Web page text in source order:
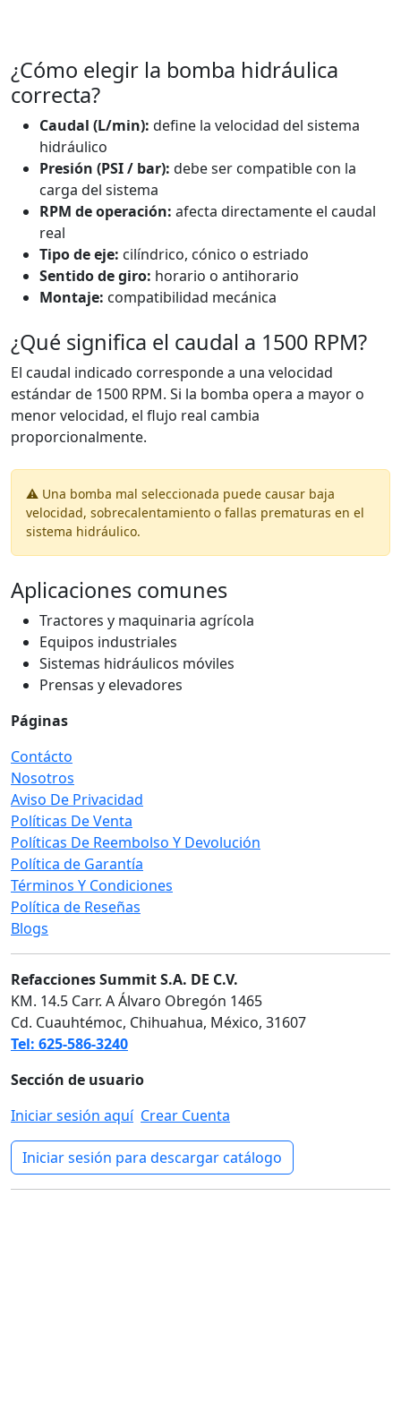
¿Cómo elegir la bomba hidráulica
correcta?
Caudal (L/min): define la velocidad del sistema
hidráulico
Presión (PSI / bar): debe ser compatible con la
carga del sistema
RPM de operación: afecta directamente el caudal
real
Tipo de eje: cilíndrico, cónico o estriado
Sentido de giro: horario o antihorario
Montaje: compatibilidad mecánica
¿Qué significa el caudal a 1500 RPM?
El caudal indicado corresponde a una velocidad
estándar de 1500 RPM. Si la bomba opera a mayor o
menor velocidad, el flujo real cambia
proporcionalmente.
⚠️ Una bomba mal seleccionada puede causar baja
velocidad, sobrecalentamiento o fallas prematuras en el
sistema hidráulico.
Aplicaciones comunes
Tractores y maquinaria agrícola
Equipos industriales
Sistemas hidráulicos móviles
Prensas y elevadores
Páginas
Contácto
Nosotros
Aviso De Privacidad
Políticas De Venta
Políticas De Reembolso Y Devolución
Política de Garantía
Términos Y Condiciones
Política de Reseñas
Blogs
Refacciones Summit S.A. DE C.V.
KM. 14.5 Carr. A Álvaro Obregón 1465
Cd. Cuauhtémoc, Chihuahua, México, 31607
Tel: 625-586-3240
Sección de usuario
Iniciar sesión aquí Crear Cuenta
Iniciar sesión para descargar catálogo